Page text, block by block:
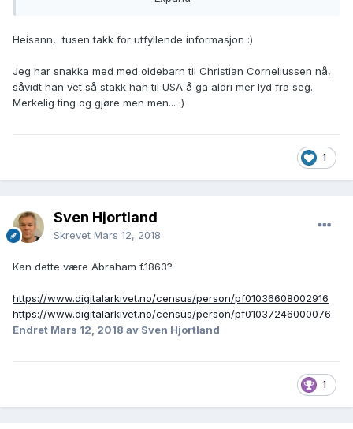
Abraham
Christensen
Norway
Baptisms, 1634-
3 January 1864
, NES, VEST-
Christian
Corneliusse
Abrahamsdr
----
Christensen
Baptisms, 1634-
1927
1866
Corneliusse
n
Abrahamsdr
Nr 60
nr. B 7 (1880-1902), Konfirmerte 1881, Side 212
Brukslenke for sidevisning:
https://media.digitalarkivet.no/kb20060103030187
nr. B 7 (1880-1902), Konfirmerte 1883, Side 216
Brukslenke for sidevisning:
Heisann, tusen takk for utfyllende informasjon :)
Jeg har snakka med med oldebarn til Christian Corneliussen nå,
såvidt han vet så stakk han til USA å ga aldri mer lyd fra seg.
Merkelig ting og gjøre men men... :)
1
Sven Hjortland
Skrevet Mars 12, 2018
Kan dette være Abraham f.1863?
https://www.digitalarkivet.no/census/person/pf01036608002916
https://www.digitalarkivet.no/census/person/pf01037246000076
Endret Mars 12, 2018 av Sven Hjortland
1